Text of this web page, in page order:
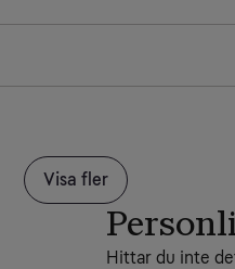
Visa fler
Hittar du inte